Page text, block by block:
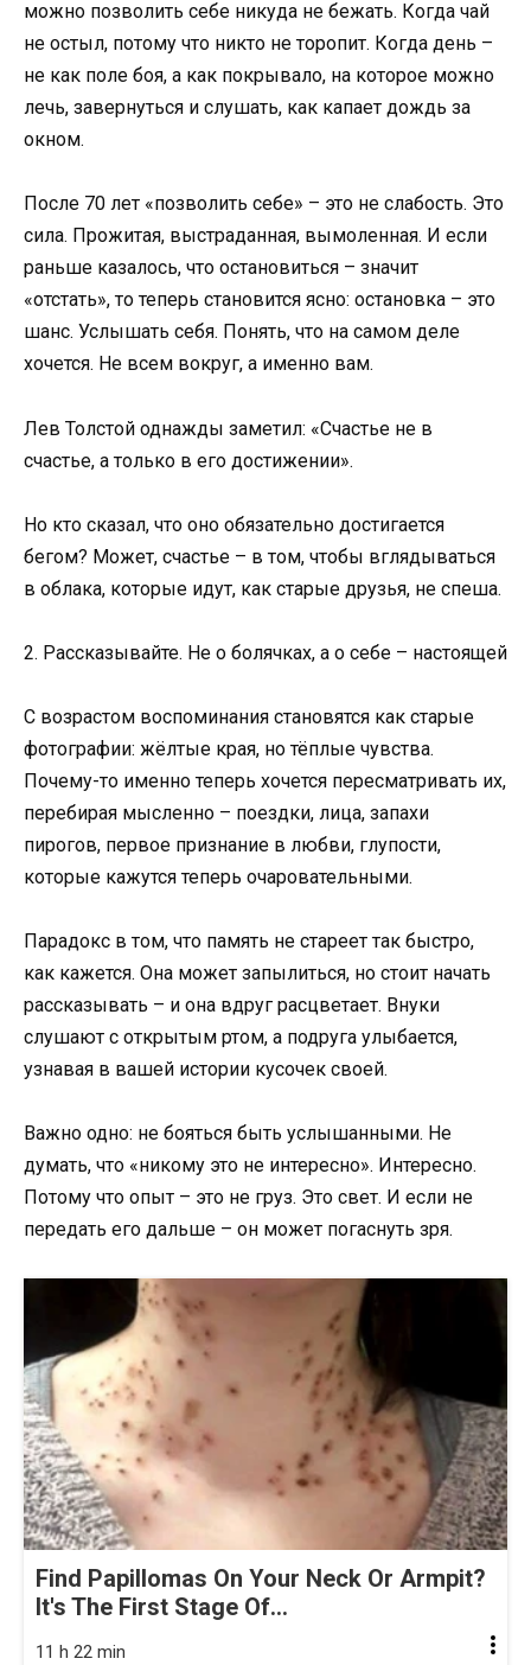
можно позволить себе никуда не бежать. Когда чай
не остыл, потому что никто не торопит. Когда день –
не как поле боя, а как покрывало, на которое можно
лечь, завернуться и слушать, как капает дождь за
окном.
После 70 лет «позволить себе» – это не слабость. Это
сила. Прожитая, выстраданная, вымоленная. И если
раньше казалось, что остановиться – значит
«отстать», то теперь становится ясно: остановка – это
шанс. Услышать себя. Понять, что на самом деле
хочется. Не всем вокруг, а именно вам.
Лев Толстой однажды заметил: «Счастье не в
счастье, а только в его достижении».
Но кто сказал, что оно обязательно достигается
бегом? Может, счастье – в том, чтобы вглядываться
в облака, которые идут, как старые друзья, не спеша.
2. Рассказывайте. Не о болячках, а о себе – настоящей
С возрастом воспоминания становятся как старые
фотографии: жёлтые края, но тёплые чувства.
Почему-то именно теперь хочется пересматривать их,
перебирая мысленно – поездки, лица, запахи
пирогов, первое признание в любви, глупости,
которые кажутся теперь очаровательными.
Парадокс в том, что память не стареет так быстро,
как кажется. Она может запылиться, но стоит начать
рассказывать – и она вдруг расцветает. Внуки
слушают с открытым ртом, а подруга улыбается,
узнавая в вашей истории кусочек своей.
Важно одно: не бояться быть услышанными. Не
думать, что «никому это не интересно». Интересно.
Потому что опыт – это не груз. Это свет. И если не
передать его дальше – он может погаснуть зря.
Find Papillomas On Your Neck Or Armpit?
It's The First Stage Of...
11 h 22 min